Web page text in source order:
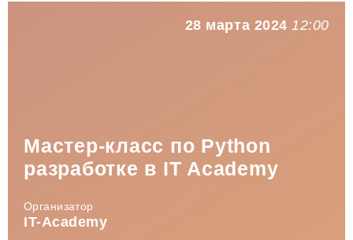
28 марта 202412:00
Мастер-класс по Python
разработке в IT Academy
Организатор
IT-Academy